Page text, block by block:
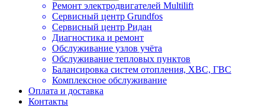
Ремонт электродвигателей Multilift
Сервисный центр Grundfos
Сервисный центр Ридан
Диагностика и ремонт
Обслуживание узлов учёта
Обслуживание тепловых пунктов
Балансировка систем отопления, ХВС, ГВС
Комплексное обслуживание
Оплата и доставка
Контакты